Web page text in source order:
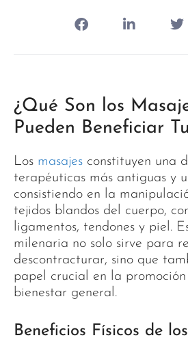
¿Qué Son los
Pueden Beneficiar
Los masajes constituyen una
terapéuticas más antiguas y
consistiendo en la
tejidos blandos del cuerpo,
ligamentos, tendones y piel.
milenaria no solo sirve para
descontracturar, sino que
papel crucial en la promoción
bienestar general.
Beneficios Físicos de